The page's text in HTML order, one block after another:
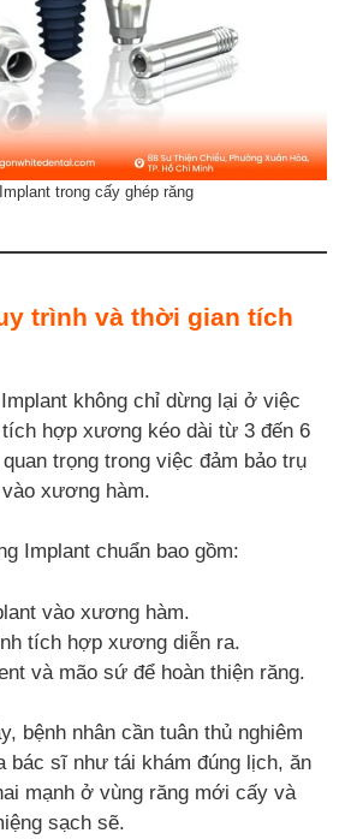
trong cấy ghép răng
trình và thời gian tích
không chỉ dừng lại ở việc
hợp xương kéo dài từ 3 đến 6
trọng trong việc đảm bảo trụ
xương hàm.
Implant chuẩn bao gồm:
vào xương hàm.
tích hợp xương diễn ra.
và mão sứ để hoàn thiện răng.
bệnh nhân cần tuân thủ nghiêm
bác sĩ như tái khám đúng lịch, ăn
mạnh ở vùng răng mới cấy và
sạch sẽ.